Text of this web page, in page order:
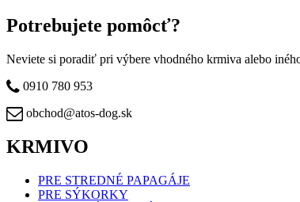
Potrebujete pomôcť?
Neviete si poradiť pri výbere vhodného krmiva alebo
0910 780 953
obchod@atos-dog.sk
KRMIVO
PRE STREDNÉ PAPAGÁJE
PRE SÝKORKY